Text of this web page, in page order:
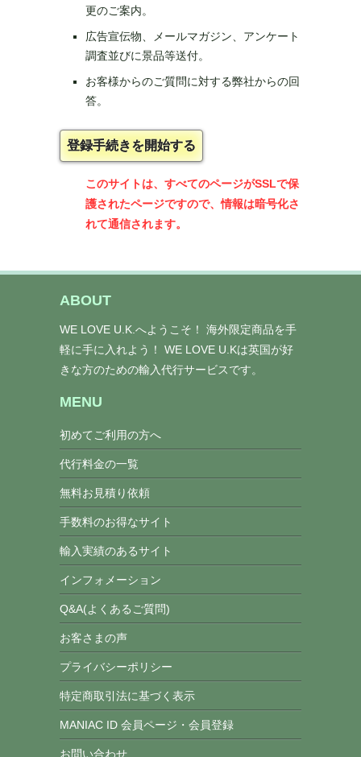
更のご案内。
広告宣伝物、メールマガジン、アンケート
調査並びに景品等送付。
お客様からのご質問に対する弊社からの回
答。
このサイトは、すべてのページがSSLで保
護されたページですので、情報は暗号化さ
れて通信されます。
ABOUT
WE LOVE U.K.へようこそ！ 海外限定商品を手
軽に手に入れよう！ WE LOVE U.Kは英国が好
きな方のための輸入代行サービスです。
MENU
初めてご利用の方へ
代行料金の一覧
無料お見積り依頼
手数料のお得なサイト
輸入実績のあるサイト
インフォメーション
Q&A(よくあるご質問)
お客さまの声
プライバシーポリシー
特定商取引法に基づく表示
MANIAC ID 会員ページ・会員登録
お問い合わせ